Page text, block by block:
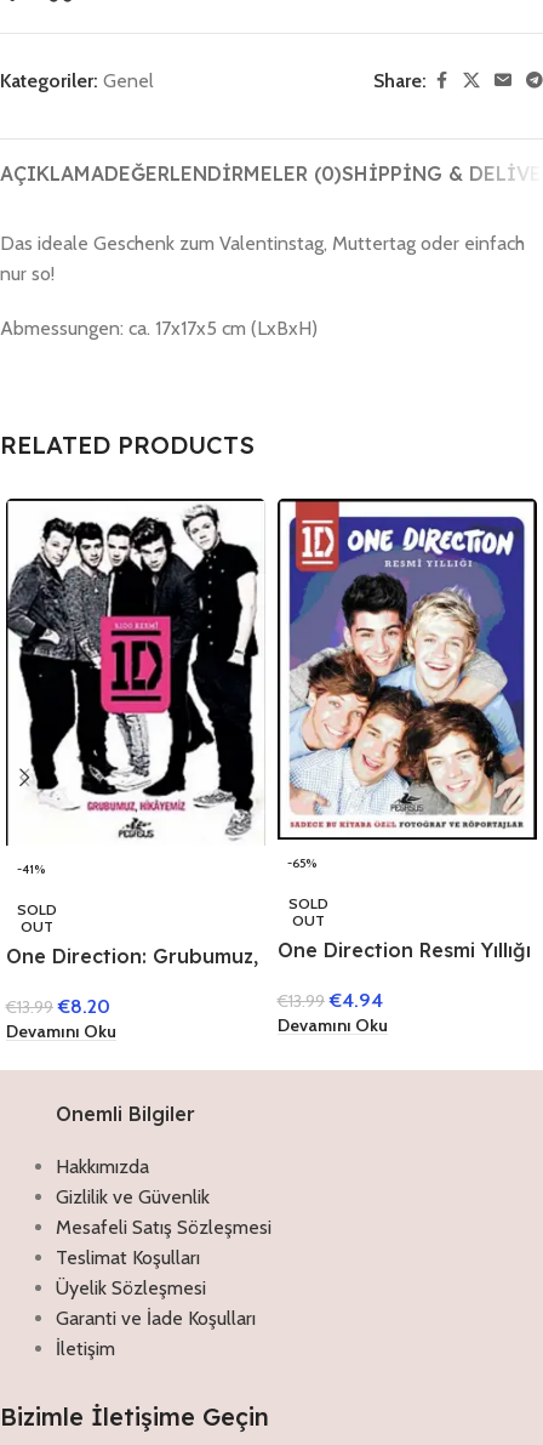
Kategoriler: Genel Share:
AÇIKLAMADEĞERLENDIRMELER (0)SHIPPING &
Das ideale Geschenk zum Valentinstag, Muttertag oder einfach
nur so!
Abmessungen: ca. 17x17x5 cm (LxBxH)
RELATED PRODUCTS
-41%
SOLD
OUT
One Direction: Grubumuz,
€13.99 €8.20
Devamını Oku
-65%
SOLD
OUT
One Direction Resmi Yıllığı
€13.99 €4.94
Devamını Oku
Onemli Bilgiler
Hakkımızda
Gizlilik ve Güvenlik
Mesafeli Satış Sözleşmesi
Teslimat Koşulları
Üyelik Sözleşmesi
Garanti ve İade Koşulları
İletişim
Bizimle İletişime Geçin